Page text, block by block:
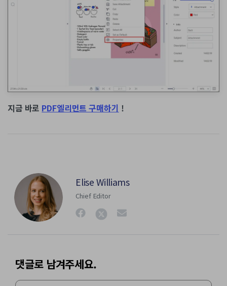
지금 바로 PDF엘리먼트 구매하기 !
Elise Williams
Chief Editor
댓글로 남겨주세요.